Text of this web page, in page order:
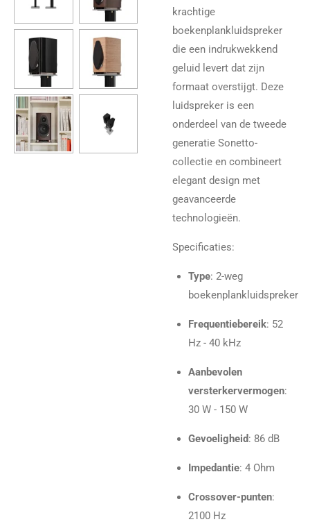
krachtige
boekenplankluidspreker
die een indrukwekkend
geluid levert dat zijn
formaat overstijgt. Deze
luidspreker is een
onderdeel van de tweede
generatie Sonetto-
collectie en combineert
elegant design met
geavanceerde
technologieën.
Specificaties:
Type: 2-weg
boekenplankluidspreker
Frequentiebereik: 52
Hz - 40 kHz
Aanbevolen
versterkervermogen:
30 W - 150 W
Gevoeligheid: 86 dB
Impedantie: 4 Ohm
Crossover-punten:
2100 Hz